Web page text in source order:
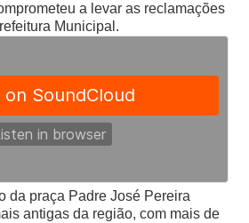
a levar as reclamações
Municipal.
da praça Padre José Pereira
antigas da região, com mais de